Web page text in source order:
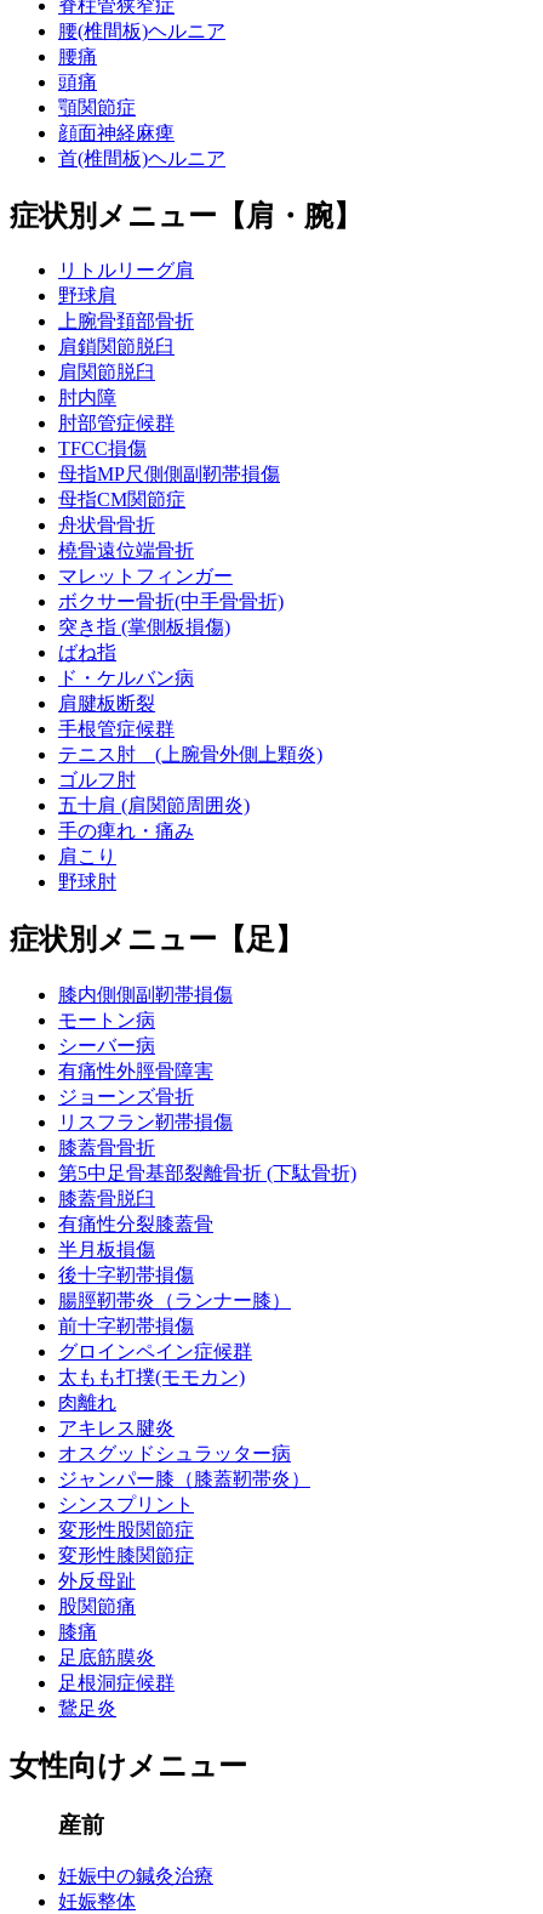
脊柱管狭窄症
腰(椎間板)ヘルニア
腰痛
頭痛
顎関節症
顔面神経麻痺
首(椎間板)ヘルニア
症状別メニュー【肩・腕】
リトルリーグ肩
野球肩
上腕骨頚部骨折
肩鎖関節脱臼
肩関節脱臼
肘内障
肘部管症候群
TFCC損傷
母指MP尺側側副靭帯損傷
母指CM関節症
舟状骨骨折
橈骨遠位端骨折
マレットフィンガー
ボクサー骨折(中手骨骨折)
突き指 (掌側板損傷)
ばね指
ド・ケルバン病
肩腱板断裂
手根管症候群
テニス肘 (上腕骨外側上顆炎)
ゴルフ肘
五十肩 (肩関節周囲炎)
手の痺れ・痛み
肩こり
野球肘
症状別メニュー【足】
膝内側側副靭帯損傷
モートン病
シーバー病
有痛性外脛骨障害
ジョーンズ骨折
リスフラン靭帯損傷
膝蓋骨骨折
第5中足骨基部裂離骨折 (下駄骨折)
膝蓋骨脱臼
有痛性分裂膝蓋骨
半月板損傷
後十字靭帯損傷
腸脛靭帯炎（ランナー膝）
前十字靭帯損傷
グロインペイン症候群
太もも打撲(モモカン)
肉離れ
アキレス腱炎
オスグッドシュラッター病
ジャンパー膝（膝蓋靭帯炎）
シンスプリント
変形性股関節症
変形性膝関節症
外反母趾
股関節痛
膝痛
足底筋膜炎
足根洞症候群
鵞足炎
女性向けメニュー
産前
妊娠中の鍼灸治療
妊娠整体